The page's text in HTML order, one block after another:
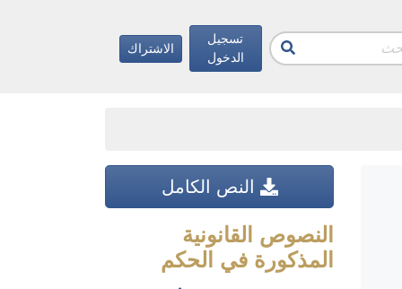
تسجيل
الدخول
الاشتراك
النص الكامل
النصوص القانونية
المذكورة في الحكم